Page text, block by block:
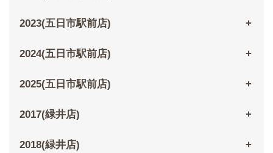
2023(五日市駅前店)
2024(五日市駅前店)
2025(五日市駅前店)
2017(緑井店)
2018(緑井店)